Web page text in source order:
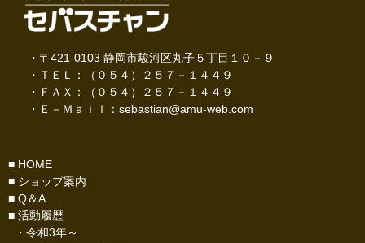
・〒421-0103 静岡市駿河区丸子５丁目１０－９
・ＴＥＬ：（０５４）２５７－１４４９
・ＦＡＸ：（０５４）２５７－１４４９
・Ｅ－Ｍａｉｌ： sebastian@amu-web.com
■ HOME
■ ショップ案内
■ Q＆A
■ 活動履歴
・ 令和3年～